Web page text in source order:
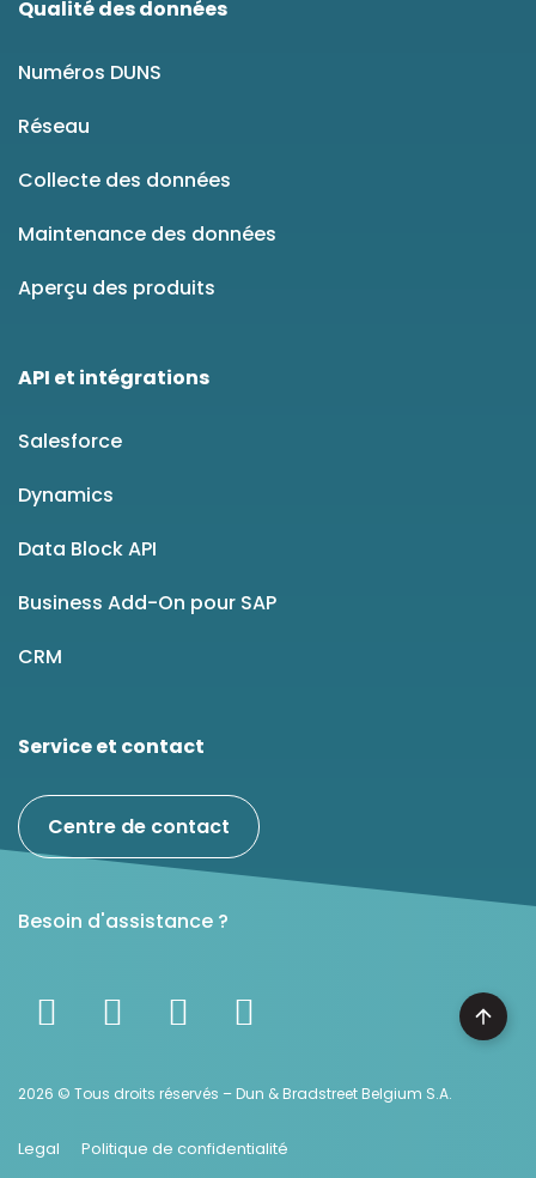
Qualité des données
Numéros DUNS
Réseau
Collecte des données
Maintenance des données
Aperçu des produits
API et intégrations
Salesforce
Dynamics
Data Block API
Business Add-On pour SAP
CRM
Service et contact
Centre de contact
Besoin d'assistance ?
2026 © Tous droits réservés – Dun & Bradstreet Belgium S.A.
Legal Politique de confidentialité